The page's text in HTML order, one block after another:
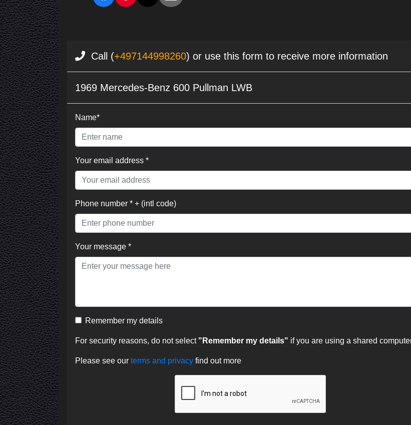
Call (+497144998260) or use this form to receive more information
1969 Mercedes-Benz 600 Pullman LWB
Name*
Your email address *
Phone number * + (intl code)
Your message *
Remember my details
For security reasons, do not select "Remember my details" if you are using a shared
Please see our terms and privacy find out more